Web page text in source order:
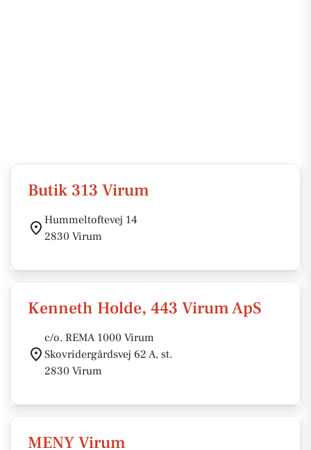
Butik 313 Virum
Hummeltoftevej 14
2830 Virum
Kenneth Holde, 443 Virum ApS
c/o. REMA 1000 Virum
Skovridergårdsvej 62 A, st.
2830 Virum
MENY Virum